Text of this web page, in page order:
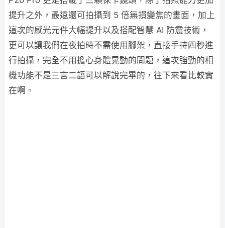
提升之外，最遠還可拍攝到 5 倍無損變焦的畫面，加上
這次的感光元件大幅提升以及搭配智慧 AI 防震技術，
更可以讓我們在夜拍時不需使用腳架，直接手持四秒進
行拍攝，完全不用擔心身體晃動的問題，這次強勁的相
機功能不是三言二語可以解說完畢的，往下來看比較實
在啊。